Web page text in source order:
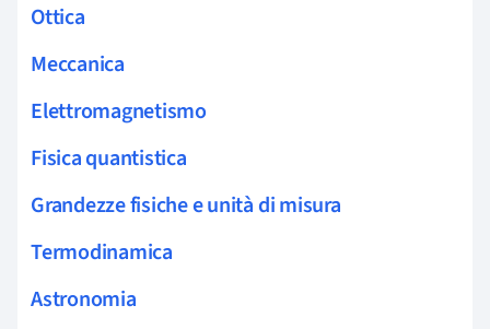
Ottica
Meccanica
Elettromagnetismo
Fisica quantistica
Grandezze fisiche e unità di misura
Termodinamica
Astronomia